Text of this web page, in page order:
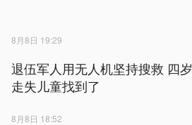
8月8日 19:29
退伍军人用无人机坚持搜救 四岁
走失儿童找到了
8月8日 18:52